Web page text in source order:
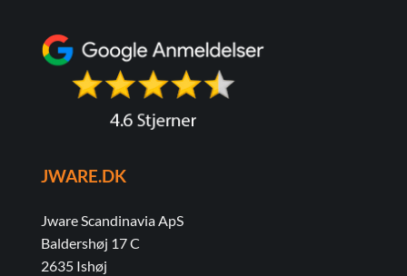
JWARE.DK
Jware Scandinavia ApS
Baldershøj 17 C
2635 Ishøj